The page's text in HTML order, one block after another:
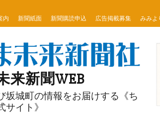
内
新聞紙面 新聞購読申込 広告掲載募集 みみよ
来新聞WEB
坂城町の情報をお届けする《ち
サイト》